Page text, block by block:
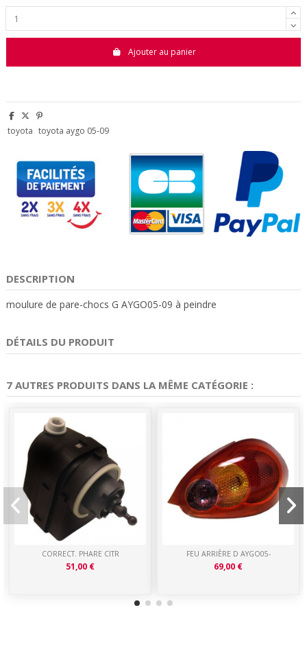
Ajouter au panier
toyota toyota aygo 05-09
DESCRIPTION
moulure de pare-chocs G AYGO05-09 à peindre
DÉTAILS DU PRODUIT
7 AUTRES PRODUITS DANS LA MÊME CATÉGORIE :
CORRECT. PHARE CITR
51,00 €
FEU ARRIÈRE D AYGO05-
69,00 €